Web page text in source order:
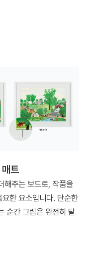
트
해주는 보드로, 작품을
한 요소입니다. 단순한
순간 그림은 완전히 달